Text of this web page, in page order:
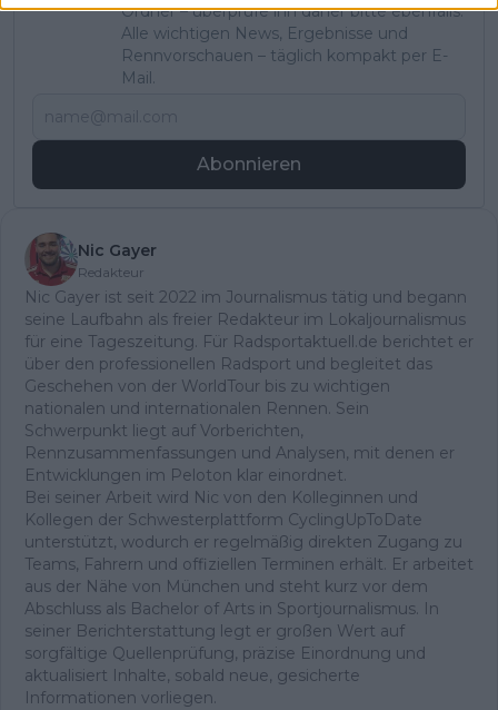
Ordner – überprüfe ihn daher bitte ebenfalls.
Alle wichtigen News, Ergebnisse und
Rennvorschauen – täglich kompakt per E-
Mail.
Abonnieren
Nic Gayer
Redakteur
Nic Gayer ist seit 2022 im Journalismus tätig und begann
seine Laufbahn als freier Redakteur im Lokaljournalismus
für eine Tageszeitung. Für Radsportaktuell.de berichtet er
über den professionellen Radsport und begleitet das
Geschehen von der WorldTour bis zu wichtigen
nationalen und internationalen Rennen. Sein
Schwerpunkt liegt auf Vorberichten,
Rennzusammenfassungen und Analysen, mit denen er
Entwicklungen im Peloton klar einordnet.
Bei seiner Arbeit wird Nic von den Kolleginnen und
Kollegen der Schwesterplattform CyclingUpToDate
unterstützt, wodurch er regelmäßig direkten Zugang zu
Teams, Fahrern und offiziellen Terminen erhält. Er arbeitet
aus der Nähe von München und steht kurz vor dem
Abschluss als Bachelor of Arts in Sportjournalismus. In
seiner Berichterstattung legt er großen Wert auf
sorgfältige Quellenprüfung, präzise Einordnung und
aktualisiert Inhalte, sobald neue, gesicherte
Informationen vorliegen.